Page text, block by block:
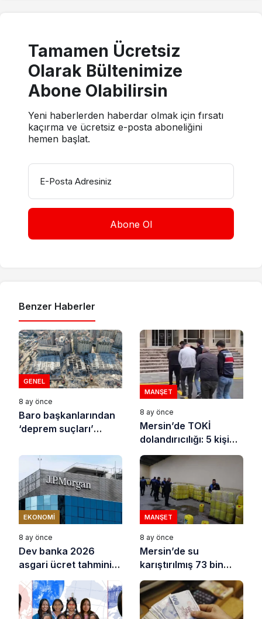
Tamamen Ücretsiz
Olarak Bültenimize
Abone Olabilirsin
Yeni haberlerden haberdar olmak için fırsatı
kaçırma ve ücretsiz e-posta aboneliğini
hemen başlat.
E-Posta Adresiniz
Benzer Haberler
GENEL
8 ay önce
Baro başkanlarından
‘deprem suçları’
MANŞET
8 ay önce
Mersin’de TOKİ
dolandırıcılığı: 5 kişi
tutuklandı
EKONOMI
8 ay önce
Dev banka 2026
asgari ücret tahminini
açıkladı
MANŞET
8 ay önce
Mersin’de su
karıştırılmış 73 bin
litre sıvı yağ ele
geçirildi